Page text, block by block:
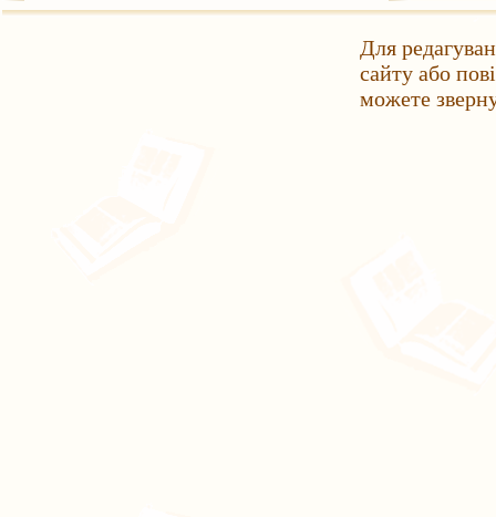
Для
сайту або
можете